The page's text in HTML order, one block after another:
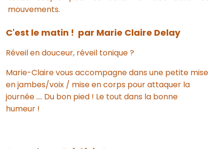
mouvements.
C'est le matin ! par Marie Claire Delay
Réveil en douceur, réveil tonique ?
Marie-Claire vous accompagne dans une petite mise
en jambes/voix / mise en corps pour attaquer la
journée …. Du bon pied ! Le tout dans la bonne
humeur !